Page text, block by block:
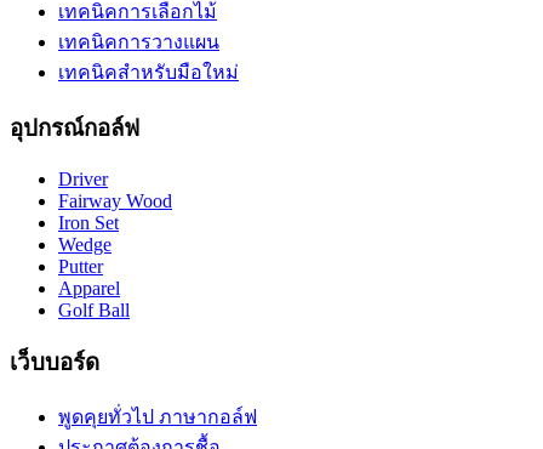
เทคนิคการเลือกไม้
เทคนิคการวางแผน
เทคนิคสำหรับมือใหม่
อุปกรณ์กอล์ฟ
Driver
Fairway Wood
Iron Set
Wedge
Putter
Apparel
Golf Ball
เว็บบอร์ด
พูดคุยทั่วไป ภาษากอล์ฟ